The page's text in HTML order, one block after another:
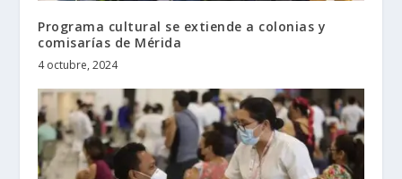
Programa cultural se extiende a colonias y
comisarías de Mérida
4 octubre, 2024